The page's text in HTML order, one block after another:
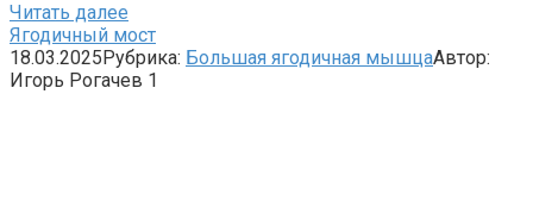
Читать далее
Ягодичный мост
18.03.2025 Рубрика: Большая ягодичная мышцаАвтор:
Игорь Рогачев 1